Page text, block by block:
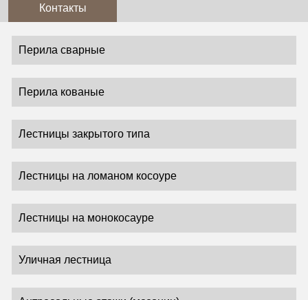
Контакты
Перила сварные
Перила кованые
Лестницы закрытого типа
Лестницы на ломаном косоуре
Лестницы на монокосауре
Уличная лестница